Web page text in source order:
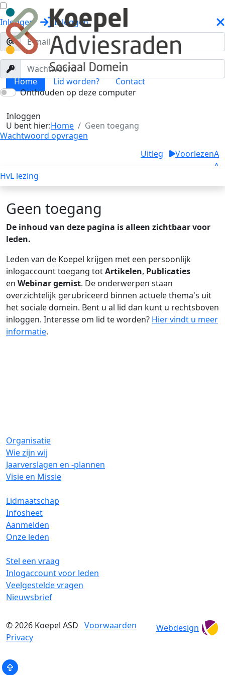
Inloggen Inloggen
Onthouden op deze computer
Inloggen
Wachtwoord opvragen
HvL lezing
Home Lid worden? Contact
U bent hier:Home Geen toegang
Uitleg VoorlezenA
A
Geen toegang
De inhoud van deze pagina is alleen zichtbaar voor
leden.
Leden van de Koepel krijgen met een persoonlijk
inlogaccount toegang totArtikelen, Publicaties
en Webinar gemist. De onderwerpen staan
overzichtelijk gerubriceerd binnen actuele thema's uit
het sociale domein. Bent u al lid dan kunt u rechtsboven
inloggen. Interesse om lid te worden? Hier vindt u meer
informatie.
Organisatie
Wie zijn wij
Jaarverslagen en -plannen
Visie en Missie
Lidmaatschap
Infosheet
Aanmelden
Onze leden
Stel een vraag
Inlogaccount voor leden
Veelgestelde vragen
Nieuwsbrief
© 2026 Koepel ASD Voorwaarden
Privacy
Webdesign